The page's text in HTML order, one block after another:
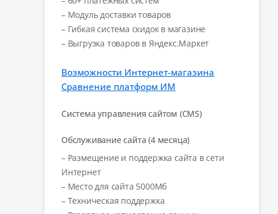
– Модуль доставки товаров
– Гибкая система скидок в магазине
– Выгрузка товаров в Яндекс.Маркет
Возможности Интернет-магазина
Сравнение платформ ИМ
Система управления сайтом (CMS)
Обслуживание сайта (4 месяца)
– Размещение и поддержка сайта в сети
Интернет
– Место для сайта 5000Мб
– Техническая поддержка